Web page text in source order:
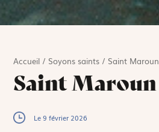
Accueil / Soyons saints / Saint Maroun
Saint Maroun
Le 9 février 2026